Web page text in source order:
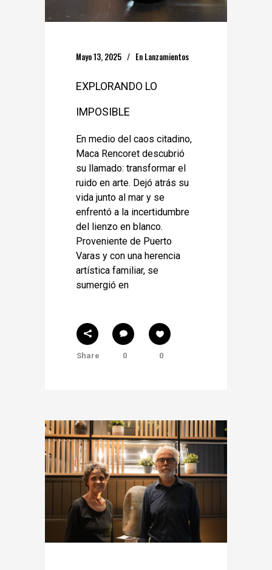
Mayo 13, 2025 En Lanzamientos
EXPLORANDO LO
IMPOSIBLE
En medio del caos citadino,
Maca Rencoret descubrió
su llamado: transformar el
ruido en arte. Dejó atrás su
vida junto al mar y se
enfrentó a la incertidumbre
del lienzo en blanco.
Proveniente de Puerto
Varas y con una herencia
artística familiar, se
sumergió en
Share 0 0